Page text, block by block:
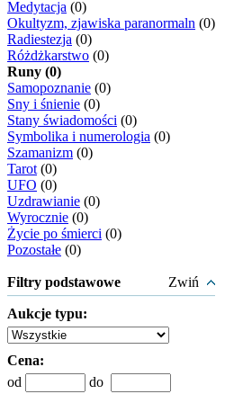
Medytacja (0)
Okultyzm, zjawiska paranormaln (0)
Radiestezja (0)
Różdżkarstwo (0)
Runy (0)
Samopoznanie (0)
Sny i śnienie (0)
Stany świadomości (0)
Symbolika i numerologia (0)
Szamanizm (0)
Tarot (0)
UFO (0)
Uzdrawianie (0)
Wyrocznie (0)
Życie po śmierci (0)
Pozostałe (0)
Filtry podstawowe Zwiń
Aukcje typu:
Cena:
od
do